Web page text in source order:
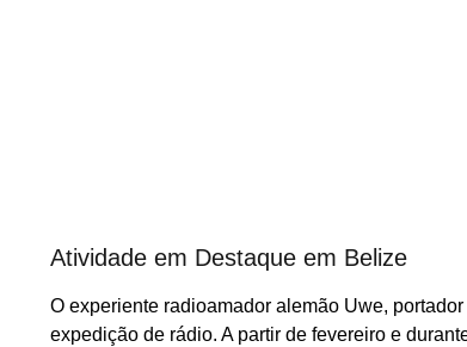
Atividade em Destaque em Belize
O experiente radioamador alemão Uwe,
expedição de rádio. A partir de fevereiro e